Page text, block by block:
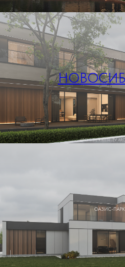
ОАЗИС-ПАРК